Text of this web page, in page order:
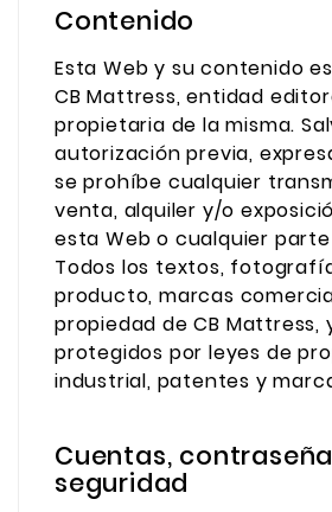
Contenido
Esta Web y su contenido
CB Mattress, entidad
propietaria de la misma.
autorización previa,
se prohíbe cualquier
venta, alquiler y/o
esta Web o cualquier
Todos los textos,
producto, marcas
propiedad de CB Mattress,
protegidos por leyes de
industrial, patentes y
Cuentas,
seguridad